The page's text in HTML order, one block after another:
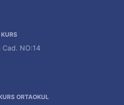
Cad. NO:14
ORTAOKUL